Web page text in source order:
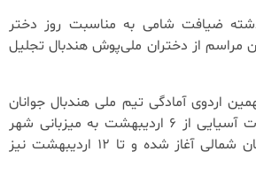
ضیافت شامی به مناسبت روز دختر
مراسم از دختران ملی‌پوش هندبال تجلیل
اردوی آمادگی تیم ملی هندبال جوانان
دختر اعزامی به مسابقات آسیایی از 6 اردیبهشت به میزبانی شهر
بجنورد در استان خراسان شمالی آغاز شده و تا 12 اردیبهشت نیز